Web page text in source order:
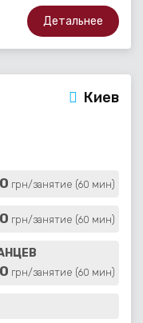
Детальнее
Киев
грн/занятие (60 мин)
грн/занятие (60 мин)
грн/занятие (60 мин)